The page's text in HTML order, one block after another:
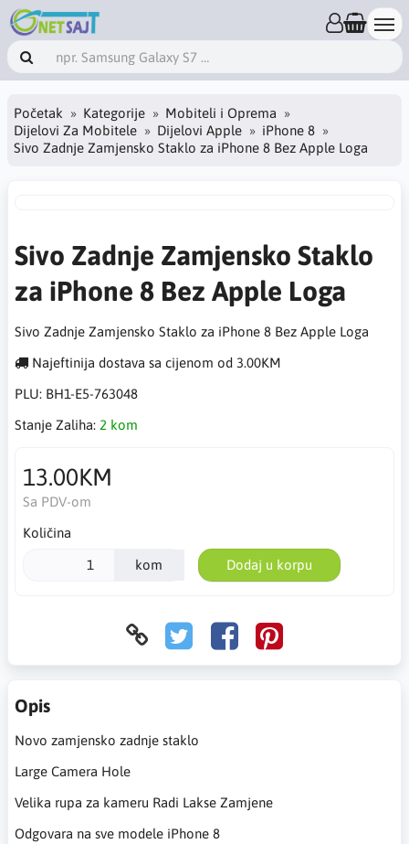
Početak Kategorije
Mobiteli i Oprema
Dijelovi Za Mobitele
Dijelovi Apple
iPhone 8
Sivo Zadnje Zamjensko Staklo za iPhone 8 Bez Apple Loga
Sivo Zadnje Zamjensko Staklo
za iPhone 8 Bez Apple Loga
Sivo Zadnje Zamjensko Staklo za iPhone 8 Bez Apple Loga
Najeftinija dostava sa cijenom od 3.00KM
PLU: BH1-E5-763048
Stanje Zaliha: 2 kom
13.00KM
Sa PDV-om
Količina
kom Dodaj u korpu
Opis
Novo zamjensko zadnje staklo
Large Camera Hole
Velika rupa za kameru Radi Lakse Zamjene
Odgovara na sve modele iPhone 8